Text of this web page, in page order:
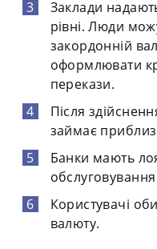
Заклади
рівні. Люди
закордонній
оформлювати
перекази.
Після
займає
Банки мають
обслуговування
Користувачі
валюту.